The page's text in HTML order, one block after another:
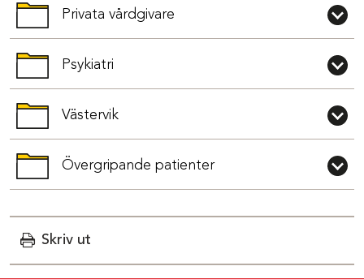
Öppna och stäng mappen
Privata vårdgivare
Öppna och stäng mappen
Psykiatri
Öppna och stäng mappen
Västervik
Öppna och stäng mappen
Övergripande patienter
Skriv ut